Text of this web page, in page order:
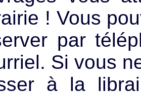
! Vous
par
Si vous
à la